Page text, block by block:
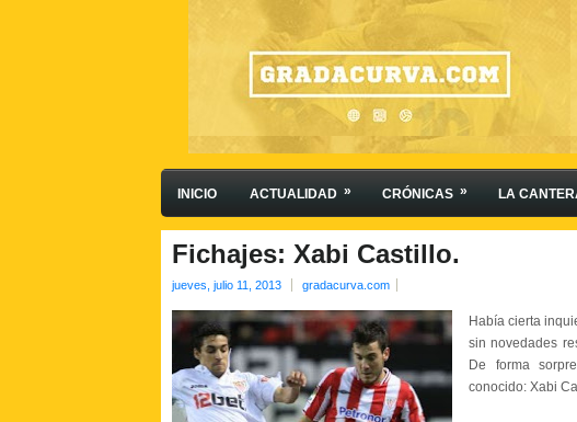
INICIO ACTUALIDAD » CRÓNICAS » LA
Fichajes: Xabi Castillo.
jueves, julio 11, 2013 gradacurva.com
Había cierta
sin novedades
De forma
conocido: Xabi